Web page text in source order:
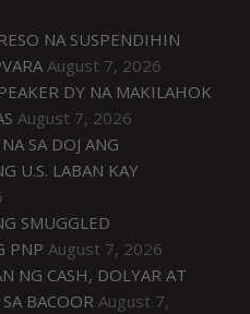
NA SUSPENDIHIN
August 7, 2026
DY NA MAKILAHOK
August 7, 2026
SA DOJ ANG
U.S. LABAN KAY
SMUGGLED
PNP August 7, 2026
NG CASH, DOLYAR AT
BACOOR August 7,